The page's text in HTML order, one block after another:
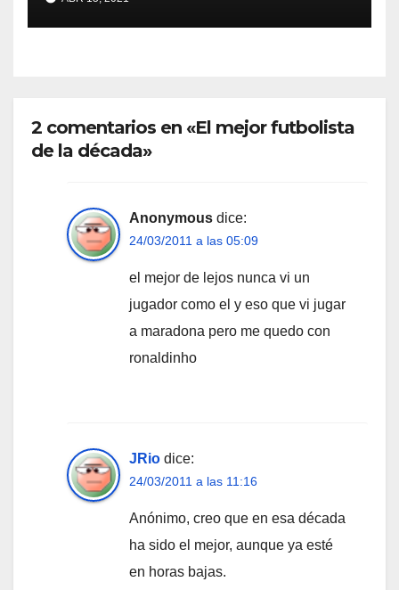
2 comentarios en «El mejor futbolista
de la década»
Anonymous dice:
24/03/2011 a las 05:09
el mejor de lejos nunca vi un
jugador como el y eso que vi jugar
a maradona pero me quedo con
ronaldinho
JRio dice:
24/03/2011 a las 11:16
Anónimo, creo que en esa década
ha sido el mejor, aunque ya esté
en horas bajas.